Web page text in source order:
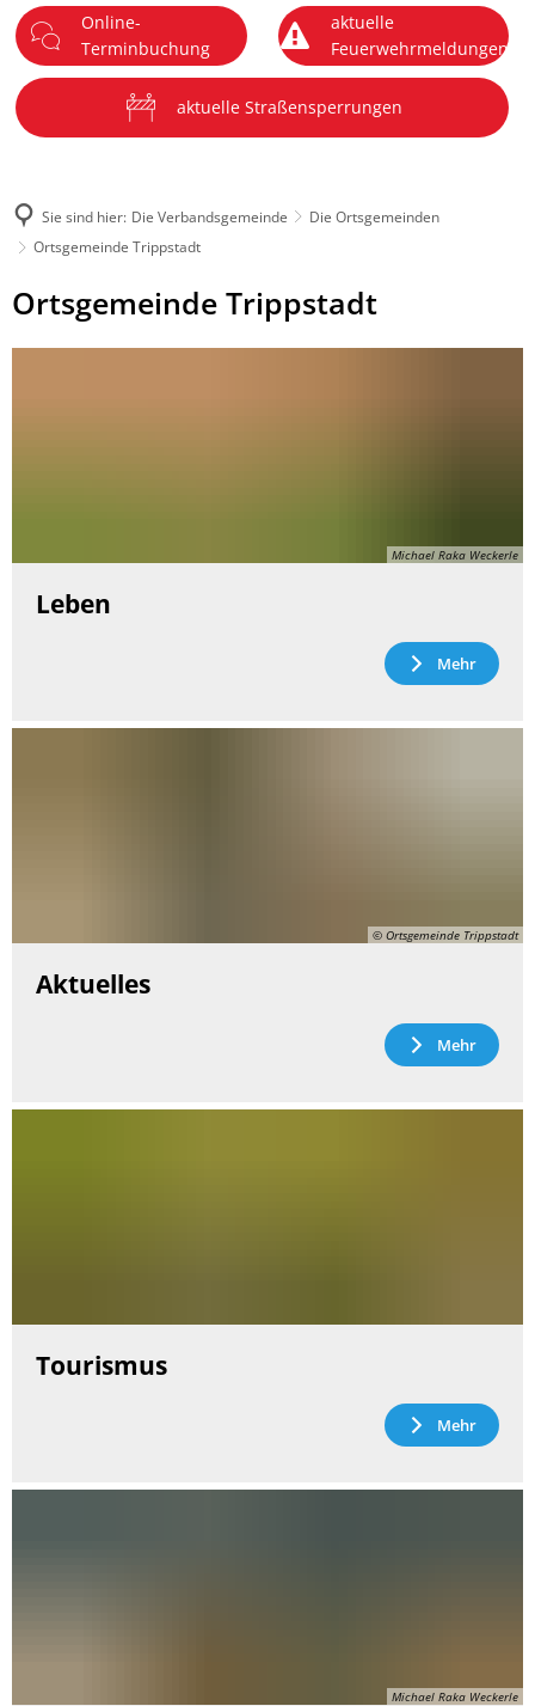
Menü
Online-
Terminbuchung
aktuelle
Feuerwehrmeldungen
aktuelle Straßensperrungen
Sie sind hier: Die Verbandsgemeinde
Die Ortsgemeinden
Ortsgemeinde Trippstadt
Ortsgemeinde
Trippstadt
Ortsgemeinde Trippstadt
Michael Raka Weckerle
Leben
Mehr
© Ortsgemeinde Trippstadt
Aktuelles
Mehr
Tourismus
Mehr
Michael Raka Weckerle